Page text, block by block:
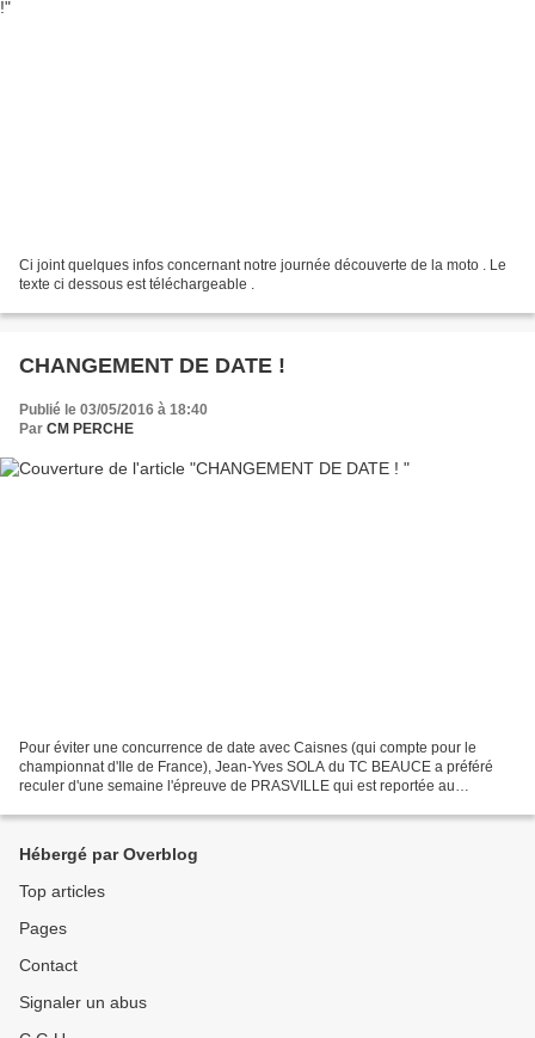
Ci joint quelques infos concernant notre journée découverte de la moto . Le
texte ci dessous est téléchargeable .
CHANGEMENT DE DATE !
Publié le 03/05/2016 à 18:40
Par CM PERCHE
Pour éviter une concurrence de date avec Caisnes (qui compte pour le
championnat d'Ile de France), Jean-Yves SOLA du TC BEAUCE a préféré
reculer d'une semaine l'épreuve de PRASVILLE qui est reportée au
Hébergé par Overblog
Top articles
Pages
Contact
Signaler un abus